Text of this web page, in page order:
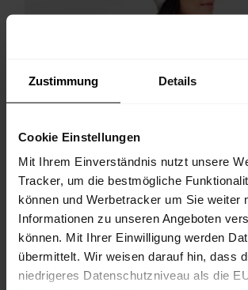
Zustimmung Details
Cookie Einstellungen
Mit Ihrem Einverständnis nutzt unsere
Tracker, um die bestmögliche
können und Werbetracker um Sie weiter
Informationen zu unseren Angeboten
können. Mit Ihrer Einwilligung werden
übermittelt. Wir weisen darauf hin, dass
niedrigeres Datenschutzniveau als die